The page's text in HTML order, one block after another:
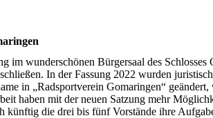
wunderschönen Bürgersaal des
In der Fassung 2022 wurden
in „Radsportverein Gomaringen“
haben mit der neuen Satzung mehr
künftig die drei bis fünf Vorstände ihre